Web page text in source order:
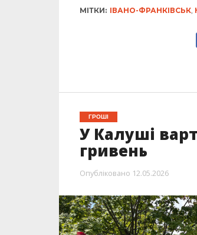
МІТКИ: ІВАНО-ФРАНКІВСЬК,
ГРОШІ
У Калуші
гривень
Опубліковано 12.05.2026